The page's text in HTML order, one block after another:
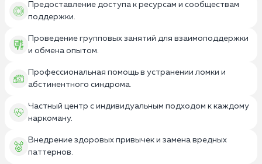
Предоставление доступа к ресурсам и сообществам
поддержки.
Проведение групповых занятий для взаимоподдержки
и обмена опытом.
Профессиональная помощь в устранении ломки и
абстинентного синдрома.
Частный центр с индивидуальным подходом к каждому
наркоману.
Внедрение здоровых привычек и замена вредных
паттернов.